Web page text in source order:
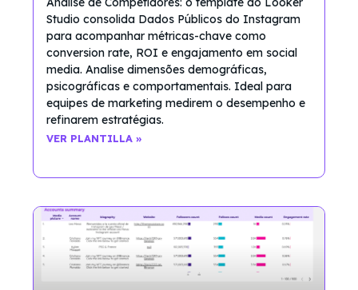
Studio consolida Dados Públicos do Instagram
para acompanhar métricas-chave como
conversion rate, ROI e engajamento em social
media. Analise dimensões demográficas,
psicográficas e comportamentais. Ideal para
equipes de marketing medirem o desempenho e
refinarem estratégias.
VER PLANTILLA »